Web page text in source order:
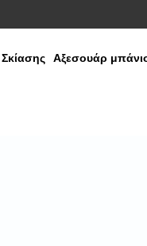
Αξεσουάρ